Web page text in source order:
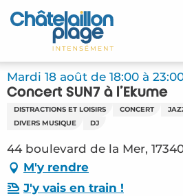
Aller
au
principal
Accueil
Découvrir
Activités
Rendez-vous
Mardi 18 août de 18:00 à
Concert SUN7 à l'Ekume
DISTRACTIONS ET LOISIRS CONCERT
DIVERS MUSIQUE
DJ
44 boulevard de la Mer,
M'y rendre
J'y vais en train !